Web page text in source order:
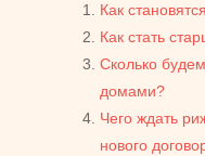
Как
Как стать
Сколько
домами?
Чего ждать
нового